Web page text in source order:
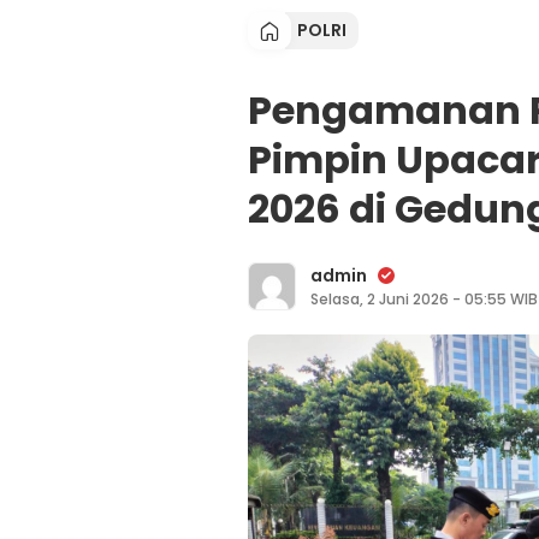
POLRI
Pengamanan
Pimpin
2026 di
admin
Selasa, 2 Juni 2026 - 05:55 WIB